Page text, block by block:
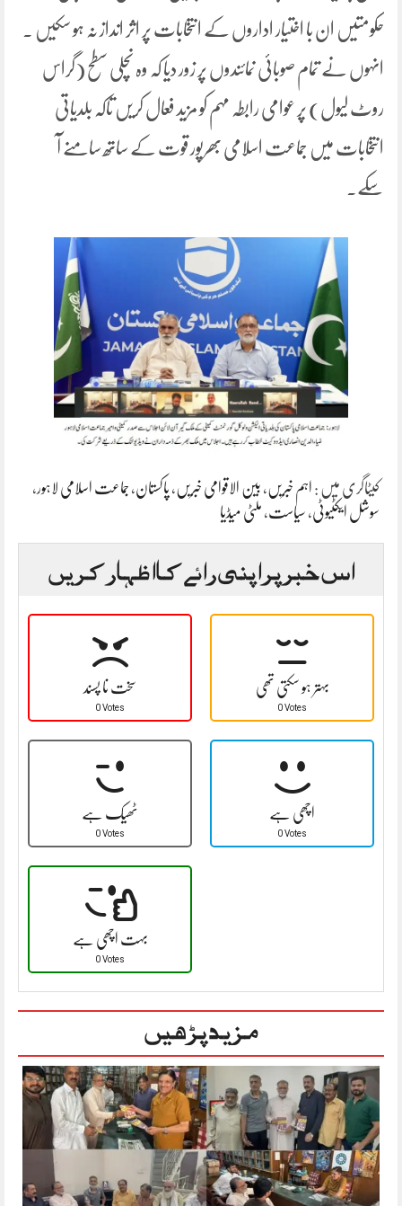
حکومتیں ان با اختیار اداروں کے انتخابات پر اثر انداز نہ ہو سکیں ۔
انہوں نے تمام صوبائی نمائندوں پر زور دیا کہ وہ نچلی سطح (گراس
روٹ لیول) پر عوامی رابطہ مہم کو مزید فعال کریں تاکہ بلدیاتی
انتخابات میں جماعت اسلامی بھرپور قوت کے ساتھ سامنے آ
سکے۔
کیٹاگری میں : اہم خبریں ، بین الاقوامی خبریں ، پاکستان، جماعت اسلامی لاہور ،
سوشل ایکٹیوٹی، سیاست، ملٹی میڈیا
اس خبر پر اپنی رائے کا اظہار کریں
سخت نا پسند
0 Votes
بہتر ہو سکتی تھی
0 Votes
ٹھیک ہے
0 Votes
اچھی ہے
0 Votes
بہت اچھی ہے
0 Votes
مزید پڑھیں